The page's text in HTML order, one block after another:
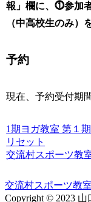
報」欄に、⓵参加
（中高校生のみ）
予約
現在、予約受付期
1期ヨガ教室 第１期
リセット
交流村スポーツ教
交流村スポーツ教
Copyright © 2023 山